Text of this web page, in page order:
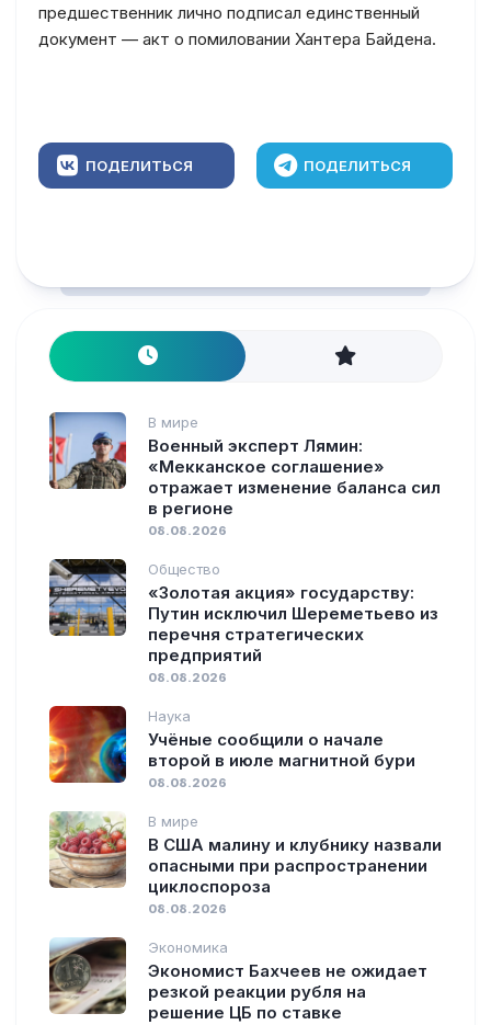
предшественник лично подписал единственный
документ — акт о помиловании Хантера Байдена.
ПОДЕЛИТЬСЯ ПОДЕЛИТЬСЯ
В мире
Военный эксперт Лямин:
«Мекканское соглашение»
отражает изменение баланса сил
в регионе
08.08.2026
Общество
«Золотая акция» государству:
Путин исключил Шереметьево из
перечня стратегических
предприятий
08.08.2026
Наука
Учёные сообщили о начале
второй в июле магнитной бури
08.08.2026
В мире
В США малину и клубнику назвали
опасными при распространении
циклоспороза
08.08.2026
Экономика
Экономист Бахчеев не ожидает
резкой реакции рубля на
решение ЦБ по ставке